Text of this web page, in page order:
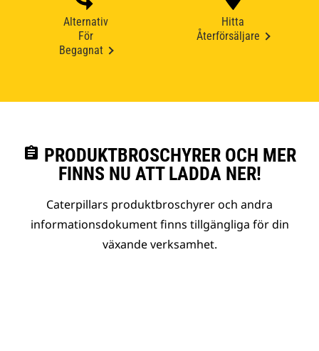
Alternativ
För
Begagnat
Hitta
Återförsäljare
assignment PRODUKTBROSCHYRER OCH MER
FINNS NU ATT LADDA NER!
Caterpillars produktbroschyrer och andra
informationsdokument finns tillgängliga för din
växande verksamhet.